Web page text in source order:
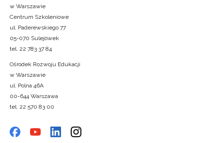
w Warszawie
Centrum Szkoleniowe
ul. Paderewskiego 77
05-070 Sulejówek
tel. 22 783 37 84
Ośrodek Rozwoju Edukacji
w Warszawie
ul. Polna 46A
00-644 Warszawa
tel. 22 570 83 00